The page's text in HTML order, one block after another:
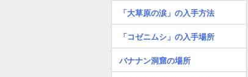
「大草原の涙」の入手方法
「コゼニムシ」の入手場所
バナナン洞窟の場所